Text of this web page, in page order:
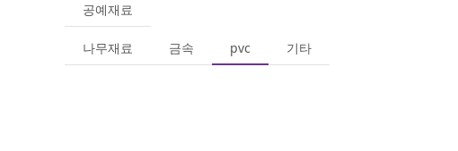
공예재료
나무재료 금속 pvc 기타